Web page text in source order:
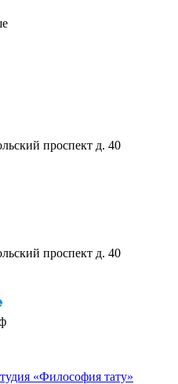
проспект д. 40
проспект д. 40
«Философия тату»